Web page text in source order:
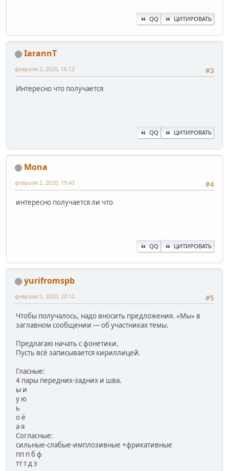
QQ ЦИТИРОВАТЬ
IarannT
#3
февраля 2, 2020, 16:13
Интересно что получается
QQ ЦИТИРОВАТЬ
Mona
#4
февраля 5, 2020, 19:43
интересно получается ли что
QQ ЦИТИРОВАТЬ
yurifromspb
#5
февраля 5, 2020, 20:12
Чтобы получалось, надо вносить предложения. «Мы» в
заглавном сообщении — об участниках темы.
Предлагаю начать с фонетики.
Пусть всё записывается кириллицей.
Гласные:
4 пары передних-задних и шва.
ы и
у ю
ь
о ё
а я
Согласные:
сильные-слабые-имплозивные +фрикативные
пп п б ф
тт т д з